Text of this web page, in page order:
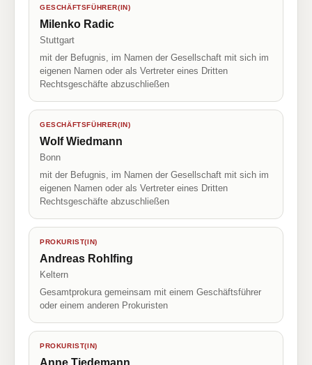
GESCHÄFTSFÜHRER(IN)
Milenko Radic
Stuttgart
mit der Befugnis, im Namen der Gesellschaft mit sich im
eigenen Namen oder als Vertreter eines Dritten
Rechtsgeschäfte abzuschließen
GESCHÄFTSFÜHRER(IN)
Wolf Wiedmann
Bonn
mit der Befugnis, im Namen der Gesellschaft mit sich im
eigenen Namen oder als Vertreter eines Dritten
Rechtsgeschäfte abzuschließen
PROKURIST(IN)
Andreas Rohlfing
Keltern
Gesamtprokura gemeinsam mit einem Geschäftsführer
oder einem anderen Prokuristen
PROKURIST(IN)
Anne Tiedemann